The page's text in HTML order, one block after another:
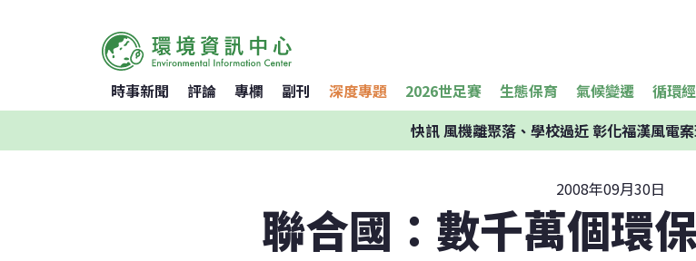
時事新聞 評論 專欄 副刊 深度專題 2026世足賽 生態保育 氣候變遷 循環
快訊風機離聚落、學校過近 彰化福漢風電
2008年09月30日
聯合國：數千萬個環